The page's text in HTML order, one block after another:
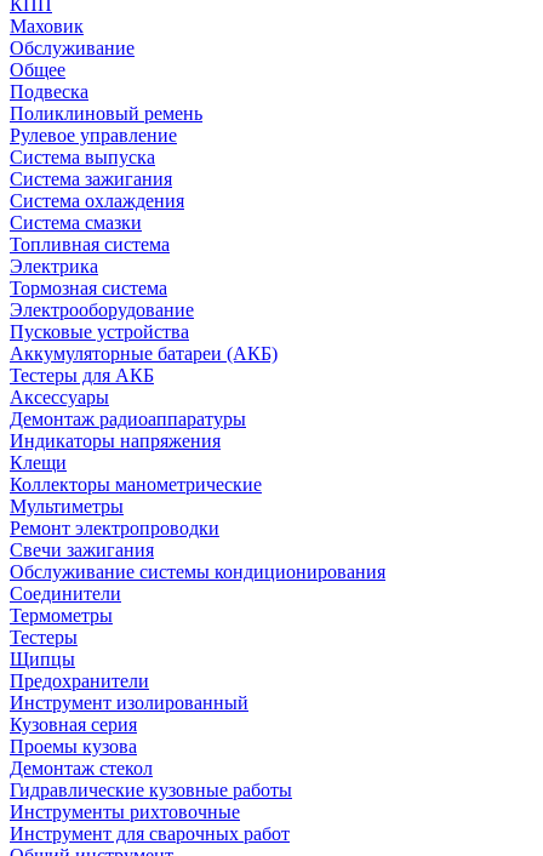
КПП
Маховик
Обслуживание
Общее
Подвеска
Поликлиновый ремень
Рулевое управление
Система выпуска
Система зажигания
Система охлаждения
Система смазки
Топливная система
Электрика
Тормозная система
Электрооборудование
Пусковые устройства
Аккумуляторные батареи (АКБ)
Тестеры для АКБ
Аксессуары
Демонтаж радиоаппаратуры
Индикаторы напряжения
Клещи
Коллекторы манометрические
Мультиметры
Ремонт электропроводки
Свечи зажигания
Обслуживание системы кондиционирования
Соединители
Термометры
Тестеры
Щипцы
Предохранители
Инструмент изолированный
Кузовная серия
Проемы кузова
Демонтаж стекол
Гидравлические кузовные работы
Инструменты рихтовочные
Инструмент для сварочных работ